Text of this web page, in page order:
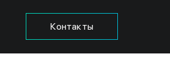
Контакты